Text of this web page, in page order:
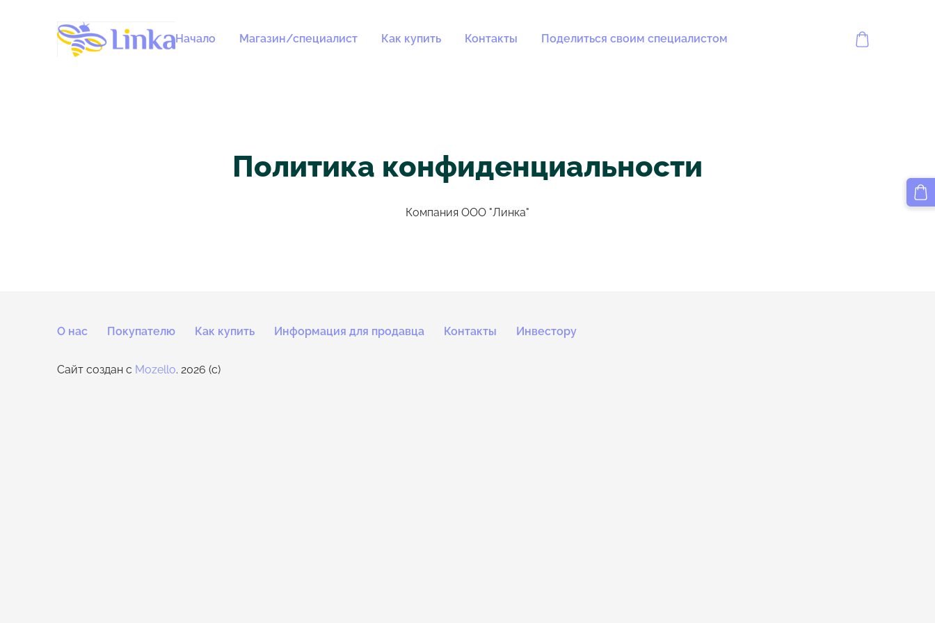
Начало Магазин/специалист Как купить Контакты Поделиться своим специалистом
Политика конфиденциальности
Компания ООО "Линка"
О нас Покупателю Как купить Информация для продавца Контакты Инвестору
Сайт создан с Mozello. 2026 (c)